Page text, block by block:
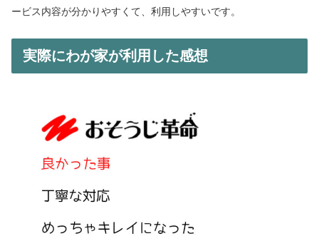
ービス内容が分かりやすくて、利用しやすいです。
実際にわが家が利用した感想